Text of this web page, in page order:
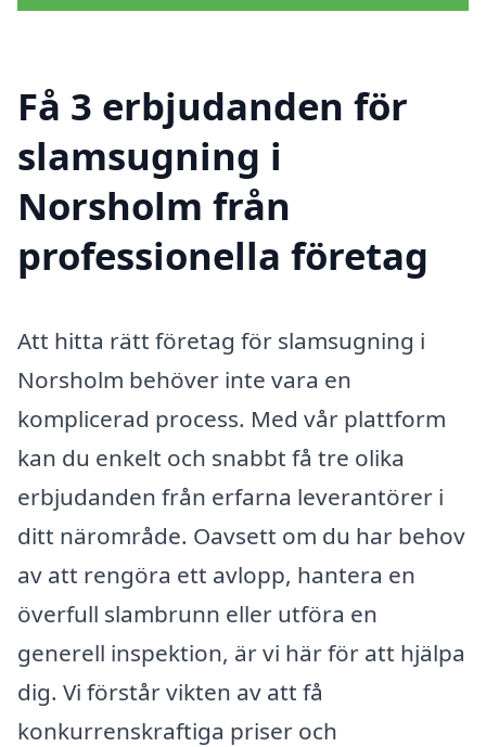
Få 3 erbjudanden för
slamsugning i
Norsholm från
professionella företag
Att hitta rätt företag för slamsugning i
Norsholm behöver inte vara en
komplicerad process. Med vår plattform
kan du enkelt och snabbt få tre olika
erbjudanden från erfarna leverantörer i
ditt närområde. Oavsett om du har behov
av att rengöra ett avlopp, hantera en
överfull slambrunn eller utföra en
generell inspektion, är vi här för att hjälpa
dig. Vi förstår vikten av att få
konkurrenskraftiga priser och